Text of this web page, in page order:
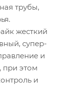
трубы,
жесткий
супер-
и
при этом
и